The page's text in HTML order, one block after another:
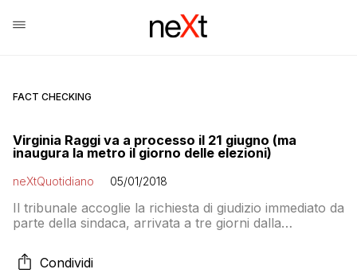
FACT CHECKING
Virginia Raggi va a processo il 21 giugno (ma
inaugura la metro il giorno delle elezioni)
neXtQuotidiano 05/01/2018
Il tribunale accoglie la richiesta di giudizio immediato da
parte della sindaca, arrivata a tre giorni dalla
racconta Repubblica Roma, si prepara
un’inaugurazione speciale per la fermata San
Condividi